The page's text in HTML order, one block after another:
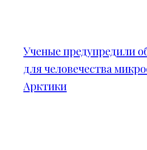
Ученые предупредили
для человечества
Арктики